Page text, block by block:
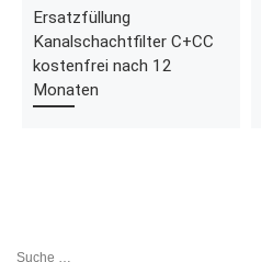
Ersatzfüllung
Kanalschachtfilter C+CC
kostenfrei nach 12
Monaten
SUCHE